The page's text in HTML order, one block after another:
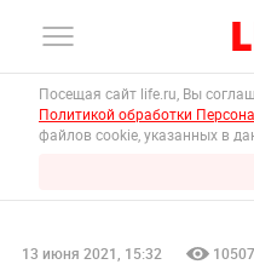
Посещая сайт life.ru, Вы
Политикой обработки
файлов cookie, указанных в
13 июня 2021, 15:32 10507